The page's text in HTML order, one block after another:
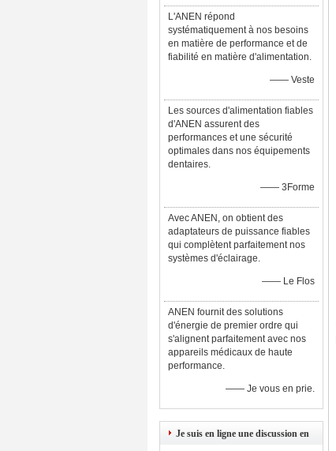
L'ANEN répond
systématiquement à nos besoins
en matière de performance et de
fiabilité en matière d'alimentation.
—— Veste
Les sources d'alimentation fiables
d'ANEN assurent des
performances et une sécurité
optimales dans nos équipements
dentaires.
—— 3Forme
Avec ANEN, on obtient des
adaptateurs de puissance fiables
qui complètent parfaitement nos
systèmes d'éclairage.
—— Le Flos
ANEN fournit des solutions
d'énergie de premier ordre qui
s'alignent parfaitement avec nos
appareils médicaux de haute
performance.
—— Je vous en prie.
Je suis en ligne une discussion en